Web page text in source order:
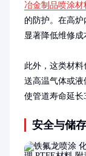
冶金制品喷涂材
的防护。在高炉
显著降低维修成
此外，这类材
送高温气体或
使管道寿命延长
安全与储存